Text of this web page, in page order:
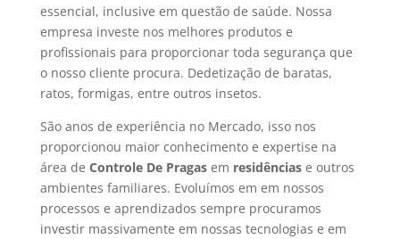
essencial, inclusive em questão de saúde. Nossa
empresa investe nos melhores produtos e
profissionais para proporcionar toda segurança que
o nosso cliente procura. Dedetização de baratas,
ratos, formigas, entre outros insetos.
São anos de experiência no Mercado, isso nos
proporcionou maior conhecimento e expertise na
área de Controle De Pragasem residências e outros
ambientes familiares. Evoluímos em em nossos
processos e aprendizados sempre procuramos
investir massivamente em nossas tecnologias e em